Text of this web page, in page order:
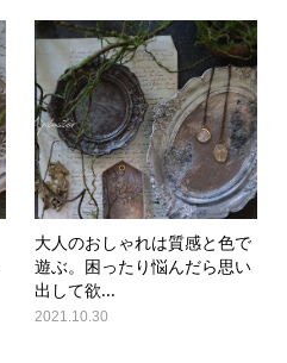
大人のおしゃれは質感と色で
遊ぶ。困ったり悩んだら思い
出して欲...
2021.10.30